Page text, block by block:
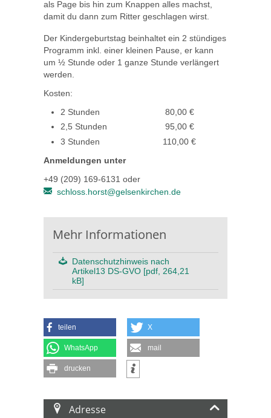
als Page bis hin zum Knappen alles machst,
damit du dann zum Ritter geschlagen wirst.
Der Kindergeburtstag beinhaltet ein 2 stündiges
Programm inkl. einer kleinen Pause, er kann
um ½ Stunde oder 1 ganze Stunde verlängert
werden.
Kosten:
2 Stunden 80,00 €
2,5 Stunden 95,00 €
3 Stunden 110,00 €
Anmeldungen unter
+49 (209) 169-6131 oder
schloss.horst@gelsenkirchen.de
Mehr Informationen
Datenschutzhinweis nach
Artikel13 DS-GVO [pdf, 264,21
kB]
teilen X
WhatsApp mail
drucken
Adresse